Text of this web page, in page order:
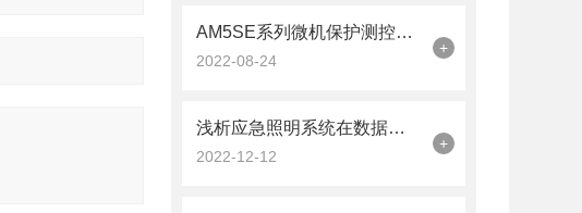
AM5SE系列微机保护测控装置在 某冶钢动力厂供电增容改造中的应用
2022-08-24
+
浅析应急照明系统在数据中心的应用
2022-12-12
+